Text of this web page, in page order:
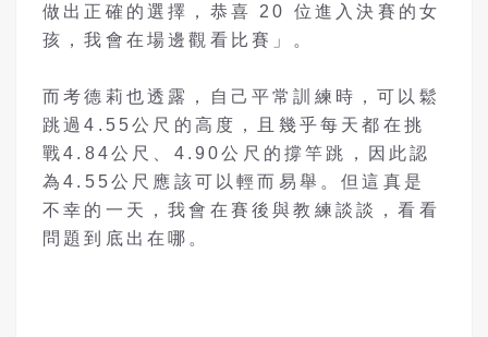
做出正確的選擇，恭喜 20 位進入決賽的女
孩，我會在場邊觀看比賽」。
而考德莉也透露，自己平常訓練時，可以鬆
跳過4.55公尺的高度，且幾乎每天都在挑
戰4.84公尺、4.90公尺的撐竿跳，因此認
為4.55公尺應該可以輕而易舉。但這真是
不幸的一天，我會在賽後與教練談談，看看
問題到底出在哪。